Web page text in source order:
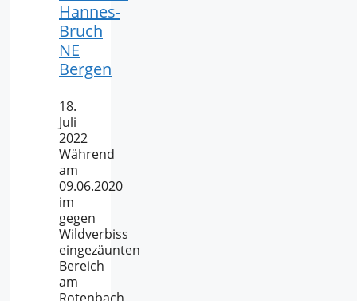
Hannes-
Bruch
NE
Bergen
18.
Juli
2022
Während
am
09.06.2020
im
gegen
Wildverbiss
eingezäunten
Bereich
am